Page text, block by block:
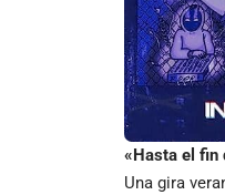
«Hasta el fin
Una gira